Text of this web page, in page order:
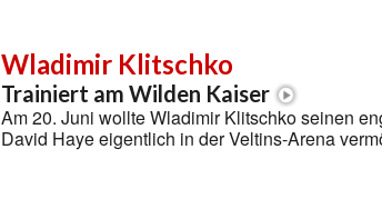
Wladimir Klitschko
Trainiert am Wilden Kaiser
Am 20. Juni wollte Wladimir Klitschko seinen
David Haye eigentlich in der Veltins-Arena